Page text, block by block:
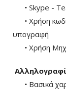
• Skype -
• Χρήση
υπογραφή
• Χρήση
• Βασικά